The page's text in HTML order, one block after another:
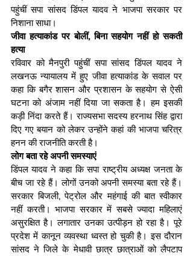
पहुंचीं सपा सांसद डिंपल यादव ने भाजपा सरकार पर
निशाना साधा।
जीवा हत्याकांड पर बोलीं, बिना सहयोग नहीं हो सकती
हत्या
रविवार को मैनपुरी पहुंचीं सपा सांसद डिंपल यादव ने
लखनऊ न्यायालय में हुए जीवा हत्याकांड के सवाल पर
कहा कि बगैर शासन और प्रशासन के सहयोग से ऐसी
घटना को अंजाम नहीं दिया जा सकता है। हम इसकी
कड़ी निंदा करते हैं। राज्यसभा सदस्य हरनाथ सिंह द्वारा
दिए गए बयान को लेकर उन्होंने कहां की भाजपा चरित्र
हनन की राजनीति करती है।
लोग बता रहे अपनी समस्याएं
डिंपल यादव ने कहा कि सपा राष्ट्रीय अध्यक्ष जनता के
बीच जा रहे हैं। लोगों उनको अपनी समस्या बता रहे हैं।
सरकार बिजली, पेट्रोल और महंगाई की बात स्वीकार
नहीं करती। भाजपा सरकार में सबसे ज्यादा महिलाएं
असुरक्षित है। लगातार उनका उत्पीड़न हो रहा है। पूरे
प्रदेश में कानून व्यवस्था ध्वस्त हो चुकी है। इस दौरान
सांसद ने जिले के मेधावी छात्र छात्राओं को लैपटाप